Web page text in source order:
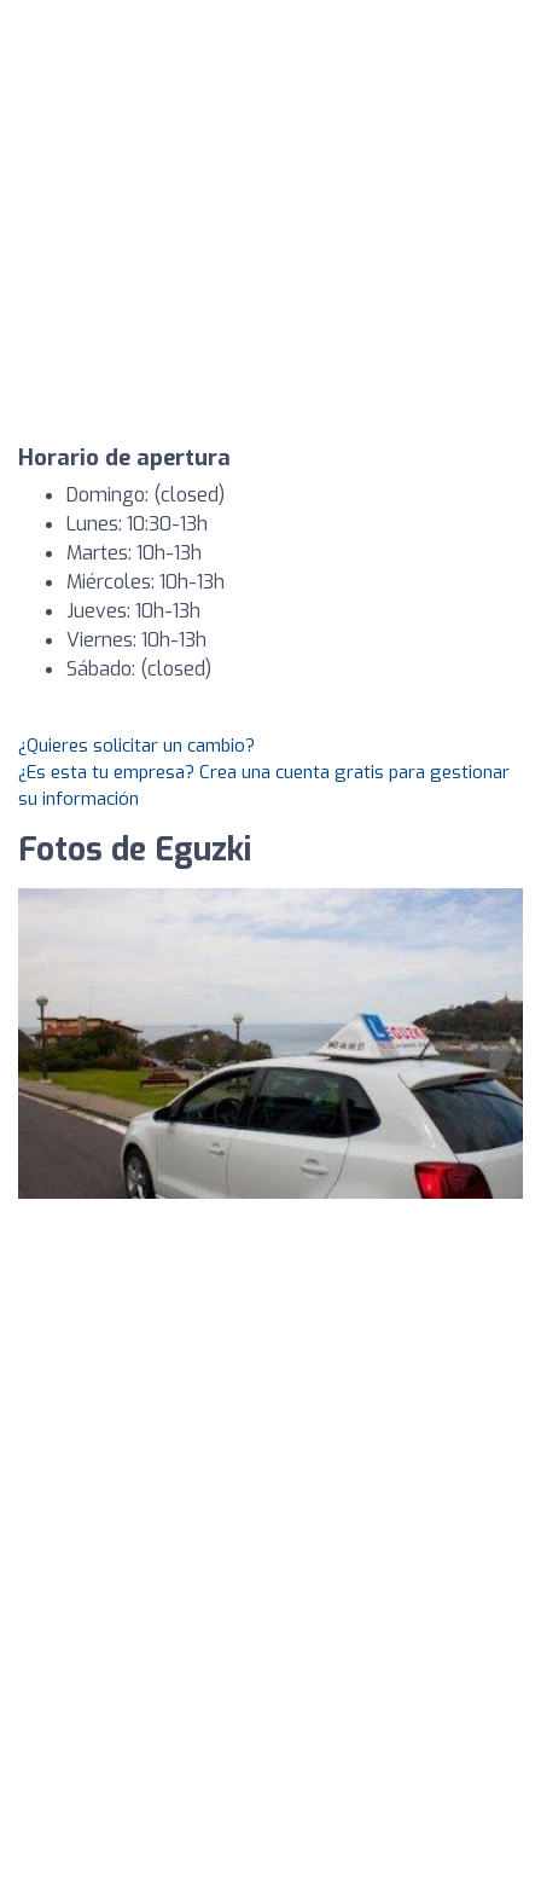
Horario de apertura
Domingo: (closed)
Lunes: 10:30-13h
Martes: 10h-13h
Miércoles: 10h-13h
Jueves: 10h-13h
Viernes: 10h-13h
Sábado: (closed)
¿Quieres solicitar un cambio?
¿Es esta tu empresa? Crea una cuenta gratis para gestionar
su información
Fotos de Eguzki